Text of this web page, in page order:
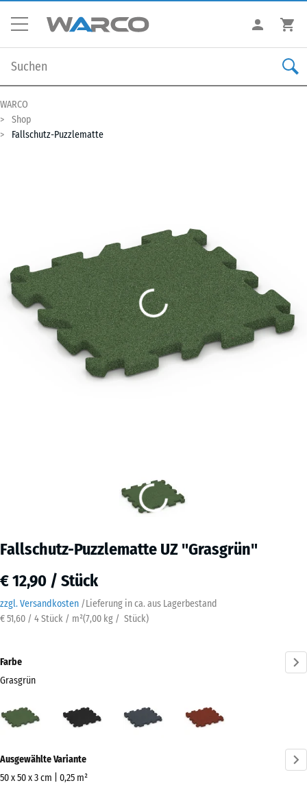
WARCO
Shop
Fallschutz-Puzzlematte
Fallschutz-Puzzlematte UZ "Grasgrün"
€ 12,90 / Stück
zzgl. Versandkosten /Lieferung in ca. aus Lagerbestand
€ 51,60 / 4 Stück / m²(7,00 kg / Stück)
Farbe
Grasgrün
(active)
Schiefergrau
Informationen
zu
Ausgewählte Variante
50 x 50 x 3 cm | 0,25 m²